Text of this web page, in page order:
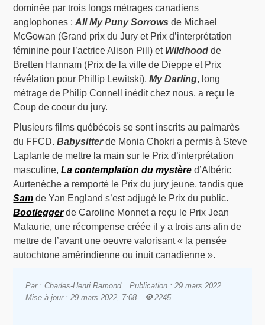
dominée par trois longs métrages canadiens
anglophones :All My Puny Sorrows de Michael
McGowan (Grand prix du Jury et Prix d’interprétation
féminine pour l’actrice Alison Pill) et Wildhood de
Bretten Hannam (Prix de la ville de Dieppe et Prix
révélation pour Phillip Lewitski).My Darling, long
métrage de Philip Connell inédit chez nous, a reçu le
Coup de coeur du jury.
Plusieurs films québécois se sont inscrits au palmarès
du FFCD.Babysitterde Monia Chokri a permis à Steve
Laplante de mettre la main sur le Prix d’interprétation
masculine,La contemplation du mystère d’Albéric
Aurtenèche a remporté le Prix du jury jeune, tandis que
Sam de Yan England s’est adjugé le Prix du public.
Bootleggerde Caroline Monnet a reçu le Prix Jean
Malaurie, une récompense créée il y a trois ans afin de
mettre de l’avant une oeuvre valorisant « la pensée
autochtone amérindienne ou inuit canadienne ».
Par : Charles-Henri Ramond
Publication : 29 mars 2022
Mise à jour : 29 mars 2022, 7:08
2245